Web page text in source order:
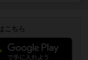
こちら